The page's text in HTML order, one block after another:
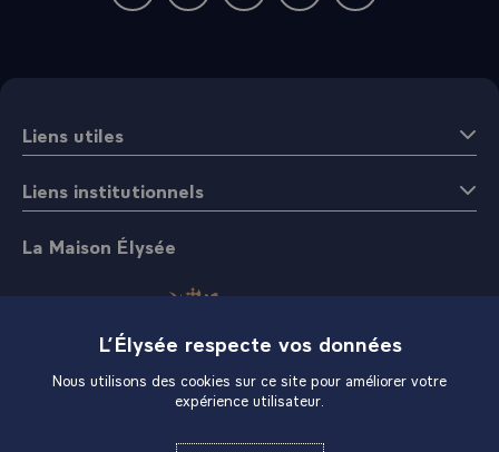
Liens utiles
Liens institutionnels
La Maison Élysée
L’Élysée respecte vos données
Nous utilisons des cookies sur ce site pour améliorer votre
expérience utilisateur.